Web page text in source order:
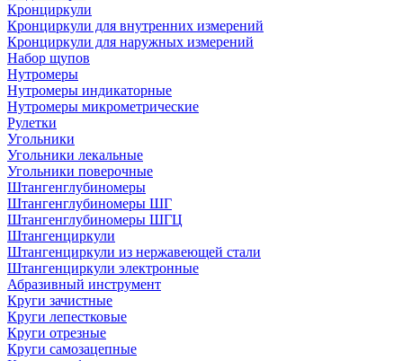
Кронциркули
Кронциркули для внутренних измерений
Кронциркули для наружных измерений
Набор щупов
Нутромеры
Нутромеры индикаторные
Нутромеры микрометрические
Рулетки
Угольники
Угольники лекальные
Угольники поверочные
Штангенглубиномеры
Штангенглубиномеры ШГ
Штангенглубиномеры ШГЦ
Штангенциркули
Штангенциркули из нержавеющей стали
Штангенциркули электронные
Абразивный инструмент
Круги зачистные
Круги лепестковые
Круги отрезные
Круги самозацепные